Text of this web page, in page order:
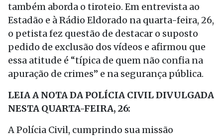
também aborda o tiroteio. Em entrevista ao
Estadão e à Rádio Eldorado na quarta-feira, 26,
o petista fez questão de destacar o suposto
pedido de exclusão dos vídeos e afirmou que
essa atitude é “típica de quem não confia na
apuração de crimes” e na segurança pública.
LEIA A NOTA DA POLÍCIA CIVIL DIVULGADA
NESTA QUARTA-FEIRA, 26:
A Polícia Civil, cumprindo sua missão